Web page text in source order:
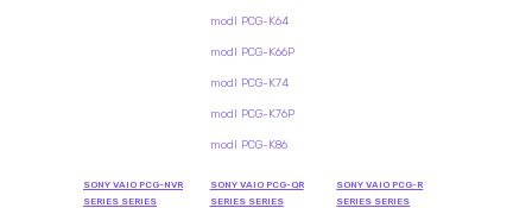
modl PCG-K64
modl PCG-K66P
modl PCG-K74
modl PCG-K76P
modl PCG-K86
SONY VAIO PCG-NVR
SERIES SERIES
SONY VAIO PCG-QR
SERIES SERIES
SONY VAIO PCG-R
SERIES SERIES